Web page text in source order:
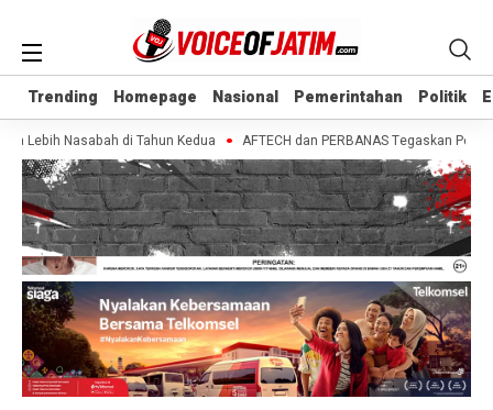
Trending Homepage Nasional Pemerintahan Politik
Trending Homepage Nasional Pemerintahan Politik
Lebih Nasabah di Tahun Kedua AFTECH dan PERBANAS Tegaskan